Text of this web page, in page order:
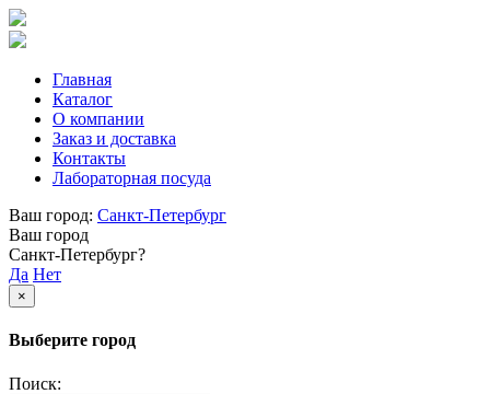
Главная
Каталог
О компании
Заказ и доставка
Контакты
Лабораторная посуда
Ваш город: Санкт-Петербург
Ваш город
Санкт-Петербург?
Да Нет
×
Выберите город
Поиск: